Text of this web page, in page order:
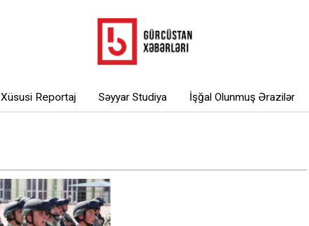
Xüsusi Reportaj Səyyar Studiya İşğal Olunmuş Ərazilər